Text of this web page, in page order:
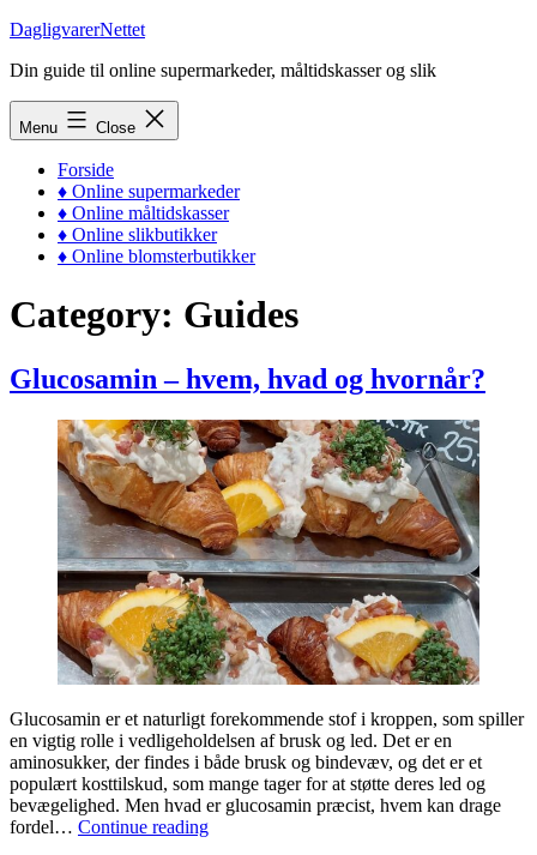
Skip
content
DagligvarerNettet
Din guide til online supermarkeder, måltidskasser og slik
Menu Close
Forside
♦ Online supermarkeder
♦ Online måltidskasser
♦ Online slikbutikker
♦ Online blomsterbutikker
Category: Guides
Glucosamin – hvem, hvad og hvornår?
Glucosamin er et naturligt forekommende stof i kroppen, som spiller
en vigtig rolle i vedligeholdelsen af brusk og led. Det er en
aminosukker, der findes i både brusk og bindevæv, og det er et
populært kosttilskud, som mange tager for at støtte deres led og
bevægelighed. Men hvad er glucosamin præcist, hvem kan drage
fordel… Continue readingGlucosamin